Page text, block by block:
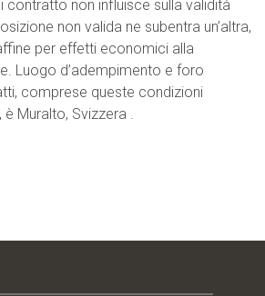
contratto non influisce sulla validità
non valida ne subentra un’altra,
per effetti economici alla
Luogo d’adempimento e foro
comprese queste condizioni
Muralto, Svizzera .